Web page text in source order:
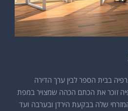
בבית הספר לבין ערך הדירה
זוכר את הכתם הכהה שמצויר במפת
שלה בבקעת הירדן ובערבה ועד